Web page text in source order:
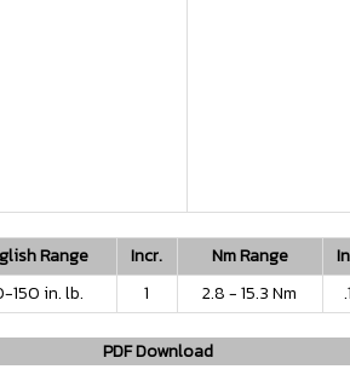
Range Incr. Nm Range
150 in. lb. 1 2.8 - 15.3 Nm
PDF Download